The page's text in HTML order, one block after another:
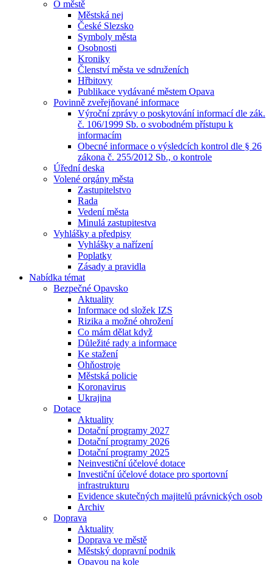
O městě
Městská nej
České Slezsko
Symboly města
Osobnosti
Kroniky
Členství města ve sdruženích
Hřbitovy
Publikace vydávané městem Opava
Povinně zveřejňované informace
Výroční zprávy o poskytování informací dle zák.
č. 106/1999 Sb. o svobodném přístupu k
informacím
Obecné informace o výsledcích kontrol dle § 26
zákona č. 255/2012 Sb., o kontrole
Úřední deska
Volené orgány města
Zastupitelstvo
Rada
Vedení města
Minulá zastupitestva
Vyhlášky a předpisy
Vyhlášky a nařízení
Poplatky
Zásady a pravidla
Nabídka témat
Bezpečné Opavsko
Aktuality
Informace od složek IZS
Rizika a možné ohrožení
Co mám dělat když
Důležité rady a informace
Ke stažení
Ohňostroje
Městská policie
Koronavirus
Ukrajina
Dotace
Aktuality
Dotační programy 2027
Dotační programy 2026
Dotační programy 2025
Neinvestiční účelové dotace
Investiční účelové dotace pro sportovní
infrastrukturu
Evidence skutečných majitelů právnických osob
Archiv
Doprava
Aktuality
Doprava ve městě
Městský dopravní podnik
Opavou na kole